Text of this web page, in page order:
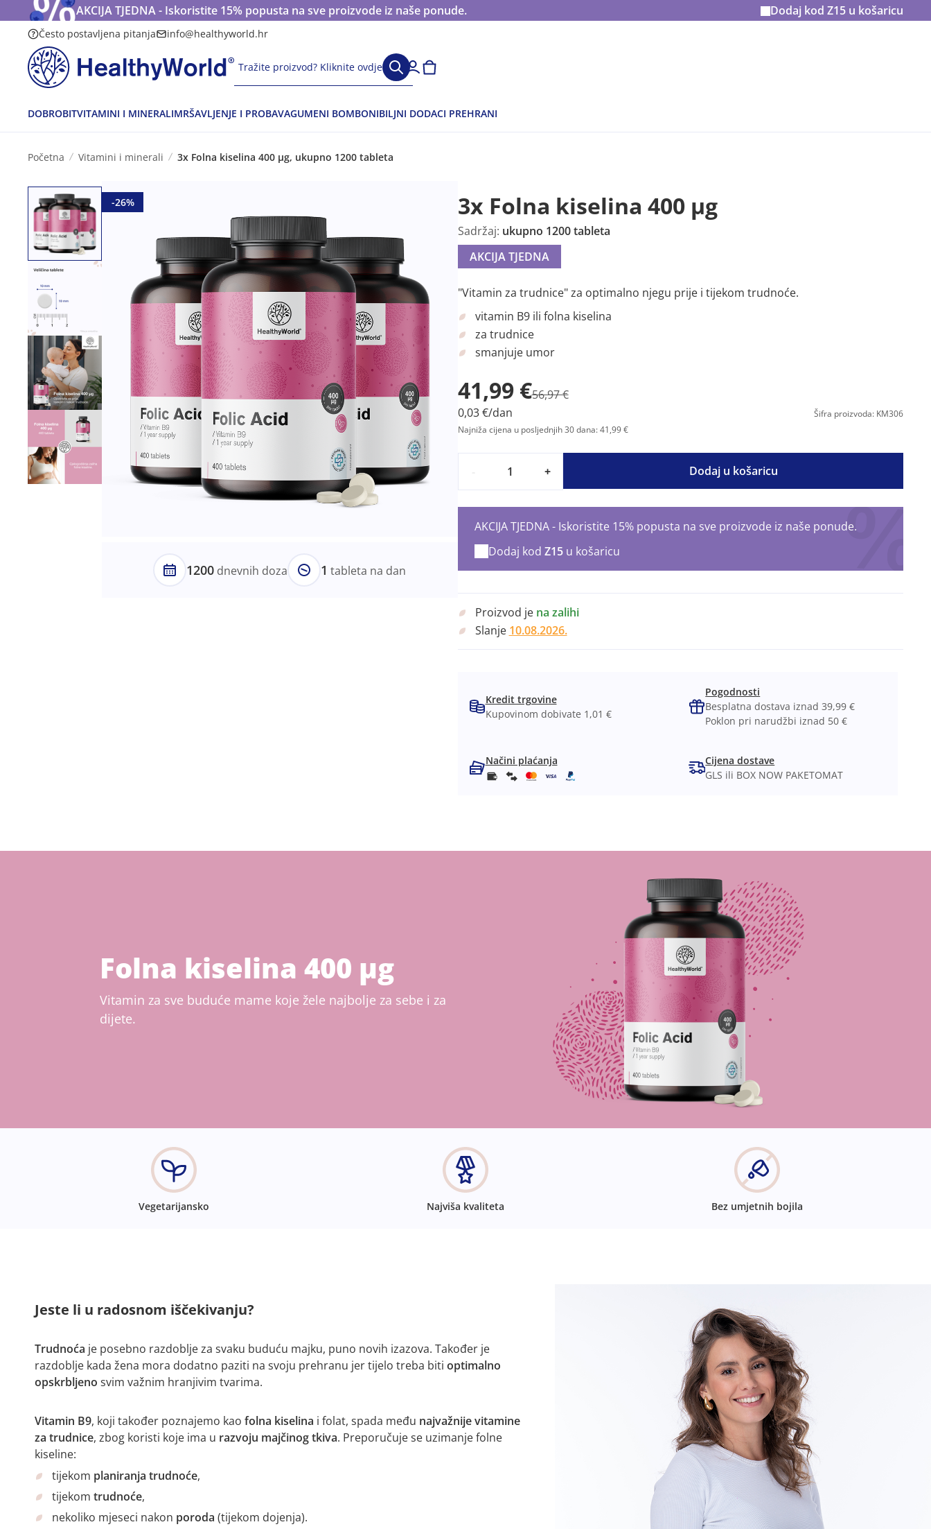
AKCIJA TJEDNA - Iskoristite 15% popusta na sve proizvode iz naše ponude. Dodaj kod Z15 u košaricu
Često postavljena pitanja info@healthyworld.hr
Tražite proizvod? Kliknite ovdje
DOBROBITVITAMINI I MINERALIMRŠAVLJENJE I PROBAVAGUMENI BOMBONIBILJNI DODACI PREHRANI
Početna Vitamini i minerali 3x Folna kiselina 400 µg, ukupno 1200 tableta
-26%
1200 dnevnih doza 1 tableta na dan
3x Folna kiselina 400 µg
Sadržaj: ukupno 1200 tableta
AKCIJA TJEDNA
"Vitamin za trudnice" za optimalno njegu prije i tijekom trudnoće.
vitamin B9 ili folna kiselina
za trudnice
smanjuje umor
41,99 €56,97 €
0,03 €/dan
Šifra proizvoda: KM306
Najniža cijena u posljednjih 30 dana: 41,99 €
+ Dodaj u košaricu
AKCIJA TJEDNA - Iskoristite 15% popusta na sve proizvode iz naše ponude.
Dodaj kod Z15u košaricu
Proizvod je na zalihi
Slanje 10.08.2026.
Kredit trgovine
Kupovinom dobivate 1,01 €
Pogodnosti
Besplatna dostava iznad 39,99 €
Poklon pri narudžbi iznad 50 €
Načini plaćanja
Cijena dostave
GLS ili BOX NOW PAKETOMAT
Folna kiselina 400 μg
Vitamin za sve buduće mame koje žele najbolje za sebe i za
dijete.
Vegetarijansko Najviša kvaliteta Bez umjetnih bojila
Jeste li u radosnom iščekivanju?
Trudnoća je posebno razdoblje za svaku buduću majku, puno novih izazova. Također je
razdoblje kada žena mora dodatno paziti na svoju prehranu jer tijelo treba biti optimalno
opskrbljeno svim važnim hranjivim tvarima.
Vitamin B9, koji također poznajemo kao folna kiselina i folat, spada među najvažnije vitamine
za trudnice, zbog koristi koje ima u razvoju majčinog tkiva. Preporučuje se uzimanje folne
kiseline:
tijekom planiranja trudnoće,
tijekom trudnoće,
nekoliko mjeseci nakon poroda (tijekom dojenja).